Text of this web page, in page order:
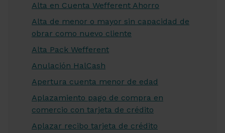
Alta en Cuenta Wefferent Ahorro
Alta de menor o mayor sin capacidad de
obrar como nuevo cliente
Alta Pack Wefferent
Anulación HalCash
Apertura cuenta menor de edad
Aplazamiento pago de compra en
comercio con tarjeta de crédito
Aplazar recibo tarjeta de crédito